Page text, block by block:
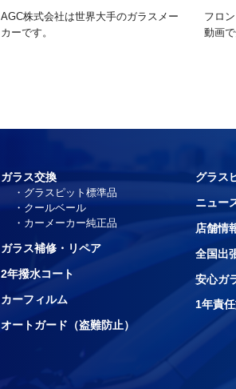
AGC株式会社は世界大手のガラスメー
カーです。
フロ
動画
ガラス交換
グラスピット標準品
クールベール
カーメーカー純正品
ガラス補修・リペア
2年撥水コート
カーフィルム
オートガード（盗難防止）
グラス
ニュー
店舗情
全国出
安心ガ
1年責